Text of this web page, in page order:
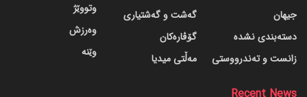
جیهان
دسته‌بندی نشده
زانست و تەندرووستی
گه‌شت و گه‌شتیاری
گۆڤاره‌کان
مەڵتی میدیا
وتووێژ
وەرزش
وێنە